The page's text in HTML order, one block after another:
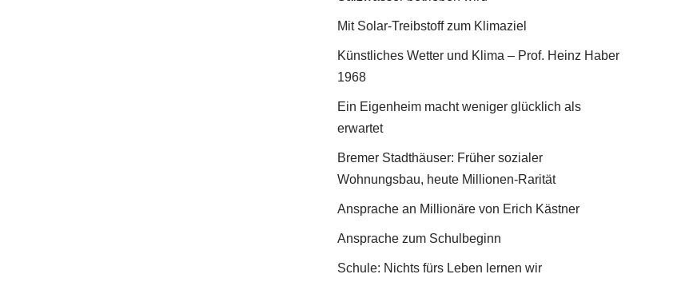
Mit Solar-Treibstoff zum Klimaziel
Künstliches Wetter und Klima – Prof. Heinz Haber
1968
Ein Eigenheim macht weniger glücklich als
erwartet
Bremer Stadthäuser: Früher sozialer
Wohnungsbau, heute Millionen-Rarität
Ansprache an Millionäre von Erich Kästner
Ansprache zum Schulbeginn
Schule: Nichts fürs Leben lernen wir